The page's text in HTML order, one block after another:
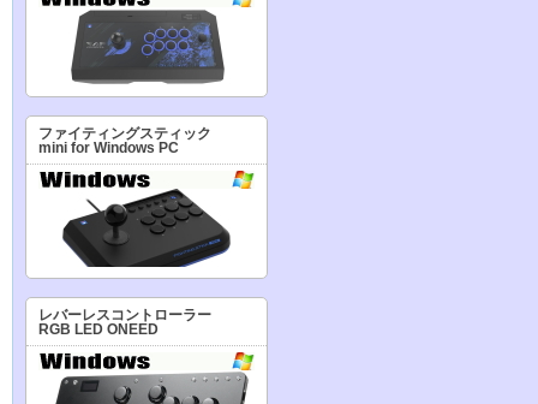
ファイティングスティック
mini for Windows PC
レバーレスコントローラー
RGB LED ONEED